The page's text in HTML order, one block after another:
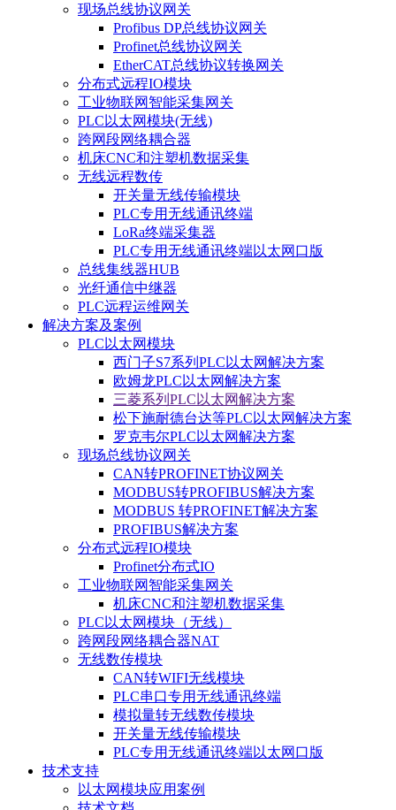
现场总线协议网关
Profibus DP总线协议网关
Profinet总线协议网关
EtherCAT总线协议转换网关
分布式远程IO模块
工业物联网智能采集网关
PLC以太网模块(无线)
跨网段网络耦合器
机床CNC和注塑机数据采集
无线远程数传
开关量无线传输模块
PLC专用无线通讯终端
LoRa终端采集器
PLC专用无线通讯终端以太网口版
总线集线器HUB
光纤通信中继器
PLC远程运维网关
解决方案及案例
PLC以太网模块
西门子S7系列PLC以太网解决方案
欧姆龙PLC以太网解决方案
三菱系列PLC以太网解决方案
松下施耐德台达等PLC以太网解决方案
罗克韦尔PLC以太网解决方案
现场总线协议网关
CAN转PROFINET协议网关
MODBUS转PROFIBUS解决方案
MODBUS 转PROFINET解决方案
PROFIBUS解决方案
分布式远程IO模块
Profinet分布式IO
工业物联网智能采集网关
机床CNC和注塑机数据采集
PLC以太网模块（无线）
跨网段网络耦合器NAT
无线数传模块
CAN转WIFI无线模块
PLC串口专用无线通讯终端
模拟量转无线数传模块
开关量无线传输模块
PLC专用无线通讯终端以太网口版
技术支持
以太网模块应用案例